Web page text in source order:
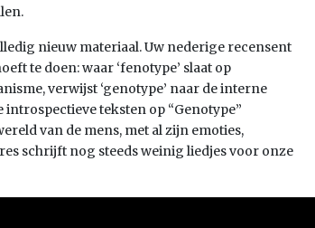
nieuw materiaal. Uw nederige recensent
te doen: waar ‘fenotype’ slaat op
verwijst ‘genotype’ naar de interne
teksten op “Genotype”
van de mens, met al zijn emoties,
schrijft nog steeds weinig liedjes voor onze